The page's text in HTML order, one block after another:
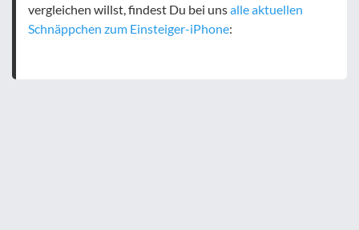
vergleichen willst, findest Du bei unsalle aktuellen
Schnäppchen zum Einsteiger-iPhone: